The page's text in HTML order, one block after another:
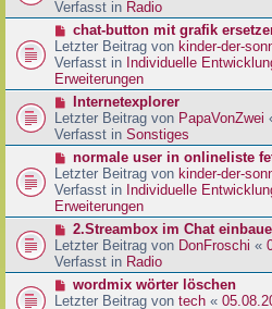
g
i
r
a
g
u
e
r
B
e
i
r
a
g
Verfasst in Radio
N
e
u
e
r
B
e
i
r
a
g
chat-button mit grafik
Letzter Beitrag von kinder-der-
Verfasst in Individuelle
Erweiterungen
N
e
u
e
r
B
e
i
r
a
g
Internetexplorer
Letzter Beitrag von PapaVonZwei
Verfasst in Sonstiges
N
e
u
e
r
B
e
i
r
normale user in onlineliste
Letzter Beitrag von kinder-der-
Verfasst in Individuelle
Erweiterungen
N
e
u
e
r
2.Streambox im Chat
Letzter Beitrag von DonFroschi «
Verfasst in Radio
N
e
wordmix wörter löschen
Letzter Beitrag von tech «